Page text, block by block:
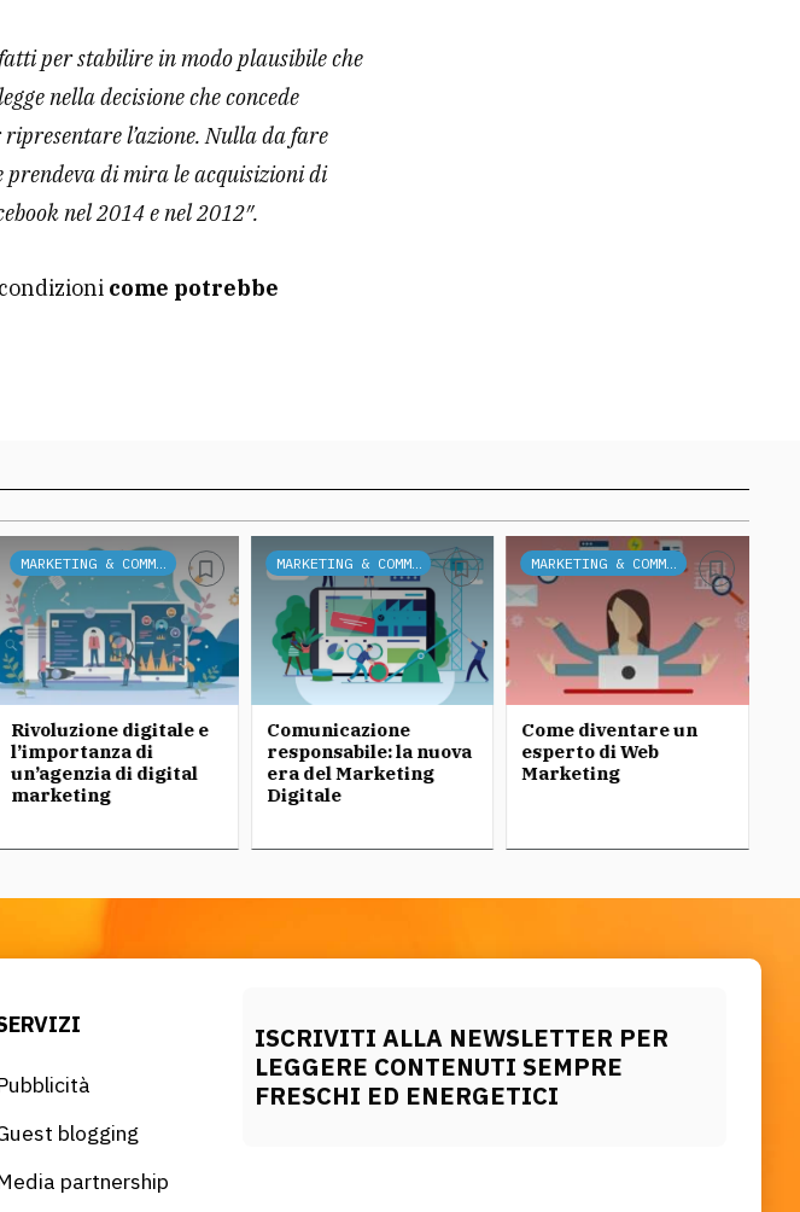
per stabilire in modo plausibile che
nella decisione che concede
l’azione. Nulla da fare
prendeva di mira le acquisizioni di
nel 2014 e nel 2012″.
come potrebbe
MARKETING & COMMUNICATION
Rivoluzione digitale e
l’importanza di
un’agenzia di digital
marketing
MARKETING & COMMUNICATION
Comunicazione
responsabile: la nuova
era del Marketing
Digitale
MARKETING & COMMUNICATION
Come diventare un
esperto di Web
Marketing
blogging
partnership
ISCRIVITI ALLA NEWSLETTER PER
LEGGERE CONTENUTI SEMPRE
FRESCHI ED ENERGETICI